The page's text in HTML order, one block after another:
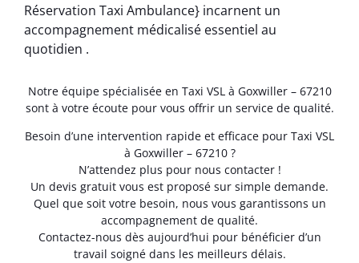
Réservation Taxi Ambulance} incarnent un
accompagnement médicalisé essentiel au
quotidien .
Notre équipe spécialisée en Taxi VSL à Goxwiller – 67210
sont à votre écoute pour vous offrir un service de qualité.
Besoin d’une intervention rapide et efficace pour Taxi VSL
à Goxwiller – 67210 ?
N’attendez plus pour nous contacter !
Un devis gratuit vous est proposé sur simple demande.
Quel que soit votre besoin, nous vous garantissons un
accompagnement de qualité.
Contactez-nous dès aujourd’hui pour bénéficier d’un
travail soigné dans les meilleurs délais.